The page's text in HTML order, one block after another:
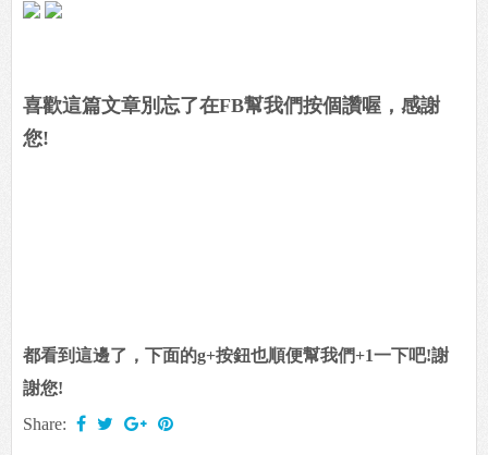
喜歡這篇文章別忘了在FB幫我們按個讚喔，感謝
您!
都看到這邊了，下面的g+按鈕也順便幫我們+1一下吧!謝
謝您!
Share: